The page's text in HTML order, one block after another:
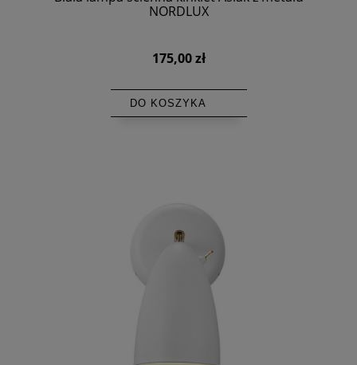
NORDLUX
175,00 zł
DO KOSZYKA